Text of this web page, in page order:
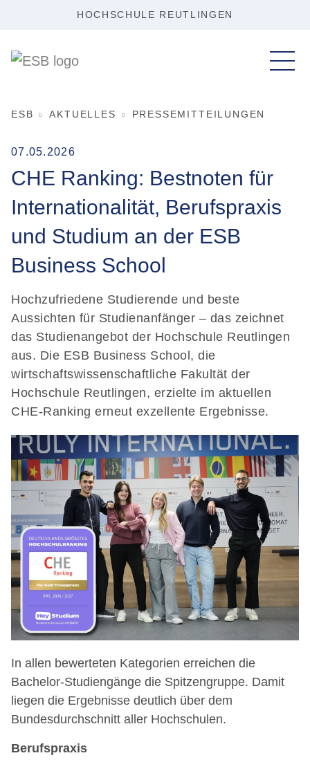
HOCHSCHULE REUTLINGEN
ESB AKTUELLES PRESSEMITTEILUNGEN
07.05.2026
CHE Ranking: Bestnoten für
Internationalität, Berufspraxis
und Studium an der ESB
Business School
Hochzufriedene Studierende und beste
Aussichten für Studienanfänger – das zeichnet
das Studienangebot der Hochschule Reutlingen
aus. Die ESB Business School, die
wirtschaftswissenschaftliche Fakultät der
Hochschule Reutlingen, erzielte im aktuellen
CHE-Ranking erneut exzellente Ergebnisse.
In allen bewerteten Kategorien erreichen die
Bachelor-Studiengänge die Spitzengruppe. Damit
liegen die Ergebnisse deutlich über dem
Bundesdurchschnitt aller Hochschulen.
Berufspraxis